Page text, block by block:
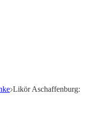
Likör Aschaffenburg: